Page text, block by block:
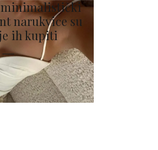
minimalistički
narukvice su
ih kupiti